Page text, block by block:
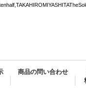
商品の問い合わせ